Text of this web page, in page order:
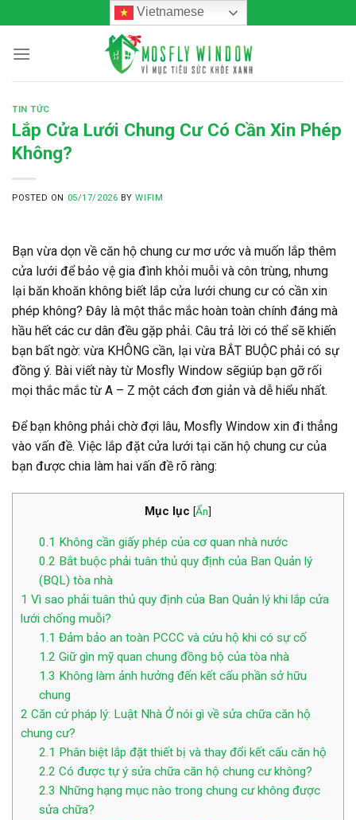
to
content
Vietnamese
TIN TỨC
Lắp Cửa Lưới Chung Cư Có Cần Xin Phép
Không?
POSTED ON 05/17/2026 BYWIFIM
Bạn vừa dọn về căn hộ chung cư mơ ước và muốn lắp thêm
cửa lưới để bảo vệ gia đình khỏi muỗi và côn trùng, nhưng
lại băn khoăn không biết lắp cửa lưới chung cư có cần xin
phép không? Đây là một thắc mắc hoàn toàn chính đáng mà
hầu hết các cư dân đều gặp phải. Câu trả lời có thể sẽ khiến
bạn bất ngờ: vừa KHÔNG cần, lại vừa BẮT BUỘC phải có sự
đồng ý. Bài viết này từ Mosfly Window sẽgiúp bạn gỡ rối
mọi thắc mắc từ A – Z một cách đơn giản và dễ hiểu nhất.
Để bạn không phải chờ đợi lâu, Mosfly Window xin đi thẳng
vào vấn đề. Việc lắp đặt cửa lưới tại căn hộ chung cư của
bạn được chia làm hai vấn đề rõ ràng:
Mục lục [Ẩn]
0.1 Không cần giấy phép của cơ quan nhà nước
0.2 Bắt buộc phải tuân thủ quy định của Ban Quản lý
(BQL) tòa nhà
1 Vì sao phải tuân thủ quy định của Ban Quản lý khi lắp cửa
lưới chống muỗi?
1.1 Đảm bảo an toàn PCCC và cứu hộ khi có sự cố
1.2 Giữ gìn mỹ quan chung đồng bộ của tòa nhà
1.3 Không làm ảnh hưởng đến kết cấu phần sở hữu
chung
2 Căn cứ pháp lý: Luật Nhà Ở nói gì về sửa chữa căn hộ
chung cư?
2.1 Phân biệt lắp đặt thiết bị và thay đổi kết cấu căn hộ
2.2 Có được tự ý sửa chữa căn hộ chung cư không?
2.3 Những hạng mục nào trong chung cư không được
sửa chữa?